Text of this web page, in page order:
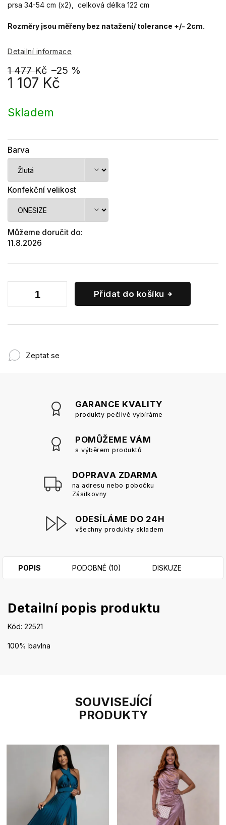
1 477 Kč –25 %
1 107 Kč
cena:
Skladem
Barva
Konfekční velikost
Můžeme doručit do:
11.8.2026
Přidat do košíku
prsa 34-54 cm (x2), celková délka 122 cm
Rozměry jsou měřeny bez natažení/ tolerance +/- 2cm.
Detailní informace
Zeptat se
GARANCE KVALITY
produkty pečlivě vybíráme
POMŮŽEME VÁM
s výběrem produktů
DOPRAVA ZDARMA
na adresu nebo pobočku
Zásilkovny
ODESÍLÁME DO 24H
všechny produkty skladem
SOUVISEJÍCÍ
PRODUKTY
POPIS PODOBNÉ (10) DISKUZE
Detailní popis produktu
Kód: 22521
100% bavlna